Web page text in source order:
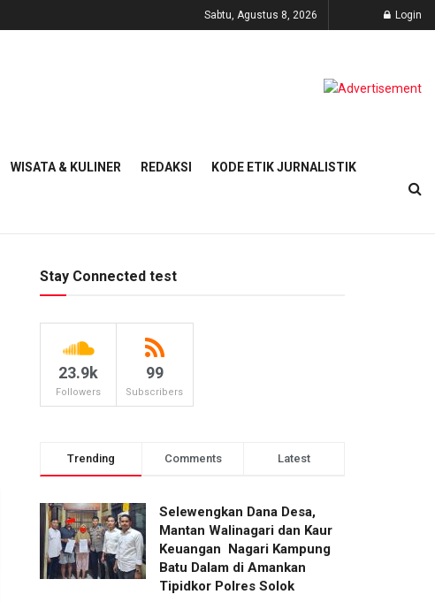
Sabtu, Agustus 8, 2026 Login
WISATA & KULINER REDAKSI KODE ETIK JURNALISTIK
Stay Connected test
23.9k
Followers
99
Subscribers
Trending Comments Latest
Selewengkan Dana Desa,
Mantan Walinagari dan Kaur
Keuangan Nagari Kampung
Batu Dalam di Amankan
Tipidkor Polres Solok